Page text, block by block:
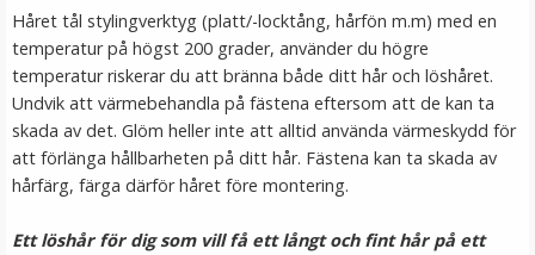
★★★★★
199 kr
LÄGG I VARUKORG
Håret tål stylingverktyg (platt/-locktång, hårfön m.m) med en
temperatur på högst 200 grader, använder du högre
temperatur riskerar du att bränna både ditt hår och löshåret.
Undvik att värmebehandla på fästena eftersom att de kan ta
skada av det. Glöm heller inte att alltid använda värmeskydd för
att förlänga hållbarheten på ditt hår. Fästena kan ta skada av
hårfärg, färga därför håret före montering.
Ett löshår för dig som vill få ett långt och fint hår på ett